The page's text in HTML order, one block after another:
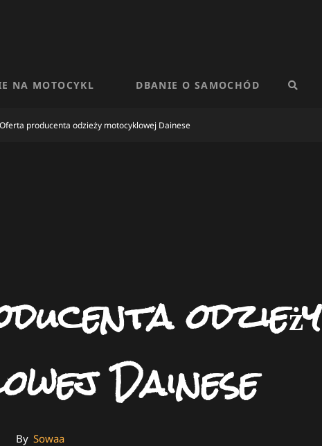
NA MOTOCYKL DBANIE O SAMOCHÓD
Oferta producenta odzieży motocyklowej Dainese
odzieży
Dainese
By
By Sowaa